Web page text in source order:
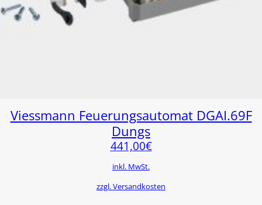
Viessmann Feuerungsautomat DGAI.69F
Dungs
441,00€
inkl. MwSt.
zzgl. Versandkosten